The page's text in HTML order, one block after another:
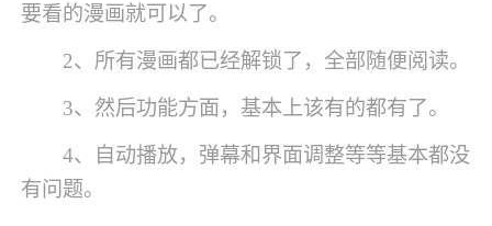
要看的漫画就可以了。
2、所有漫画都已经解锁了，全部随便阅读。
3、然后功能方面，基本上该有的都有了。
4、自动播放，弹幕和界面调整等等基本都没
有问题。